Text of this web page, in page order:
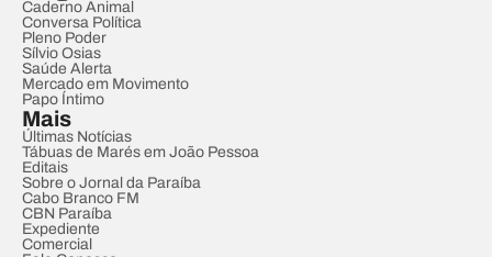
Caderno Animal
Conversa Política
Pleno Poder
Sílvio Osias
Saúde Alerta
Mercado em Movimento
Papo Íntimo
Mais
Últimas Notícias
Tábuas de Marés em João Pessoa
Editais
Sobre o Jornal da Paraíba
Cabo Branco FM
CBN Paraíba
Expediente
Comercial